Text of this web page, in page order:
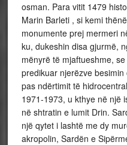
osman. Para vitit 1479
Marin Barleti , si kemi
monumente prej mermeri
ku, dukeshin disa gjurmë,
mënyrë të mjaftueshme,
predikuar njerëzve
pas ndërtimit të
1971-1973, u kthye në një
në shtratin e lumit Drin.
një qytet i lashtë me dy
akropolin, Sardën e